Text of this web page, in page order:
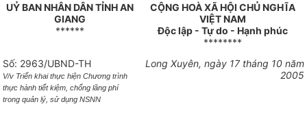
UỶ BAN NHÂN DÂN TỈNH AN
GIANG
******
CỘNG HOÀ XÃ HỘI CHỦ NGHĨA
VIỆT NAM
Độc lập - Tự do - Hạnh phúc
********
Số: 2963/UBND-TH
V/v Triển khai thực hiện Chương trình
thực hành tiết kiệm, chống lãng phí
trong quản lý, sử dụng NSNN
Long Xuyên, ngày 17 tháng 10 năm
2005